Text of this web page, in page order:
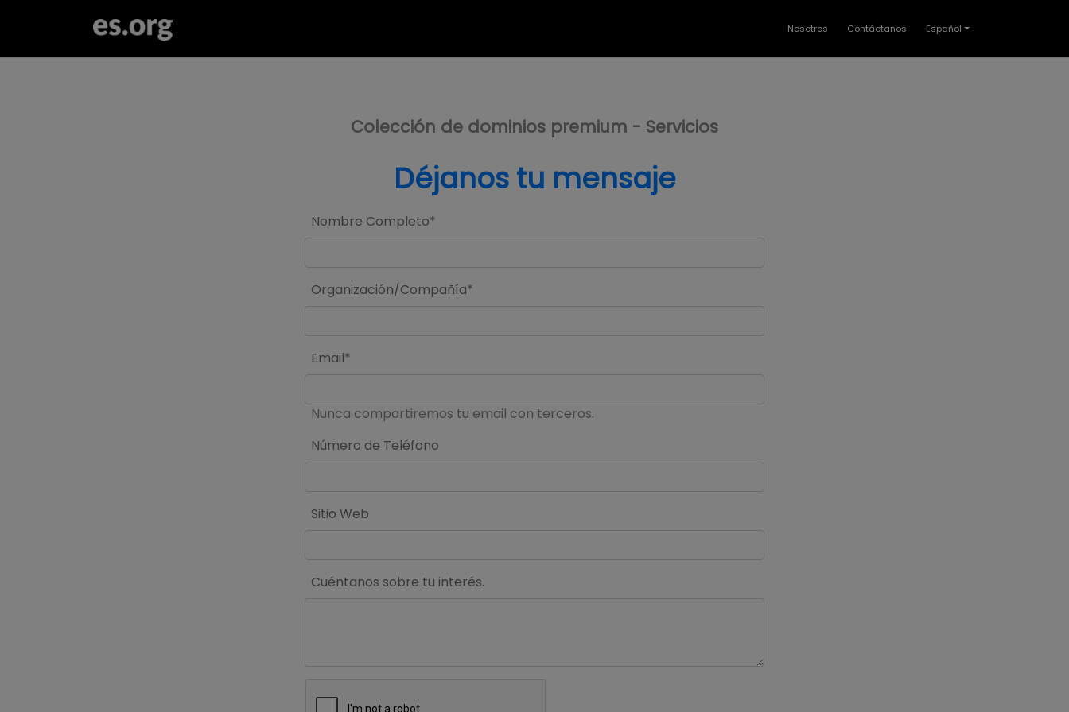
Nosotros Contáctanos Español
Colección de dominios premium - Servicios
Déjanos tu mensaje
Nombre Completo*
Organización/Compañía*
Email*
Nunca compartiremos tu email con terceros.
Número de Teléfono
Sitio Web
Cuéntanos sobre tu interés.